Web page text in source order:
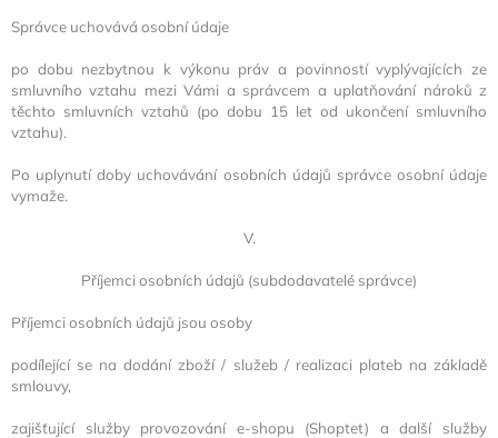
Správce uchovává osobní údaje
po dobu nezbytnou k výkonu práv a povinností vyplývajících ze
smluvního vztahu mezi Vámi a správcem a uplatňování nároků z
těchto smluvních vztahů (po dobu 15 let od ukončení smluvního
vztahu).
Po uplynutí doby uchovávání osobních údajů správce osobní údaje
vymaže.
V.
Příjemci osobních údajů (subdodavatelé správce)
Příjemci osobních údajů jsou osoby
podílející se na dodání zboží / služeb / realizaci plateb na základě
smlouvy,
zajišťující služby provozování e-shopu (Shoptet) a další služby